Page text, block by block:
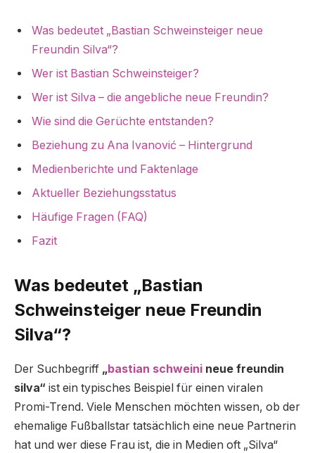
Was bedeutet „Bastian Schweinsteiger neue
Freundin Silva“?
Wer ist Bastian Schweinsteiger?
Wer ist Silva – die angebliche neue Freundin?
Wie sind die Gerüchte entstanden?
Beziehung zu Ana Ivanović – Hintergrund
Medienberichte und Faktenlage
Aktueller Beziehungsstatus
Häufige Fragen (FAQ)
Fazit
Was bedeutet „Bastian
Schweinsteiger neue Freundin
Silva“?
Der Suchbegriff „bastian schweini neue freundin
silva“ ist ein typisches Beispiel für einen viralen
Promi-Trend. Viele Menschen möchten wissen, ob der
ehemalige Fußballstar tatsächlich eine neue Partnerin
hat und wer diese Frau ist, die in Medien oft „Silva“